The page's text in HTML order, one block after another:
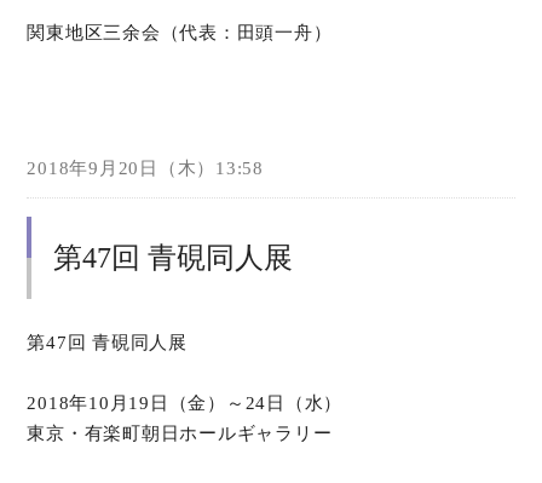
関東地区三余会（代表：田頭一舟）
2018年9月20日（木）13:58
第47回 青硯同人展
第47回 青硯同人展
2018年10月19日（金）～24日（水）
東京・有楽町朝日ホールギャラリー